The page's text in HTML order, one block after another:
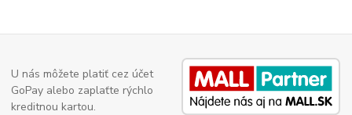
U nás môžete platiť cez účet
GoPay alebo zaplaťte rýchlo
kreditnou kartou.